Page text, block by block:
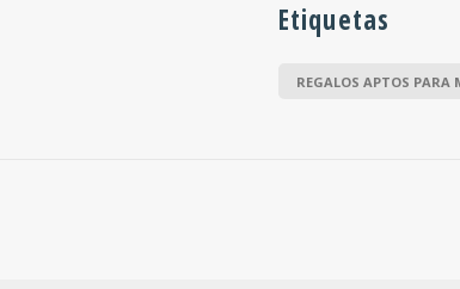
Etiquetas
REGALOS APTOS PARA